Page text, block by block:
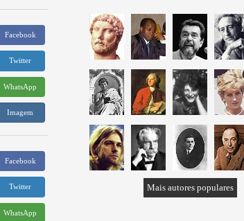
Facebook
Twitter
WhatsApp
Imagem
Facebook
Twitter
WhatsApp
Mais autores populares